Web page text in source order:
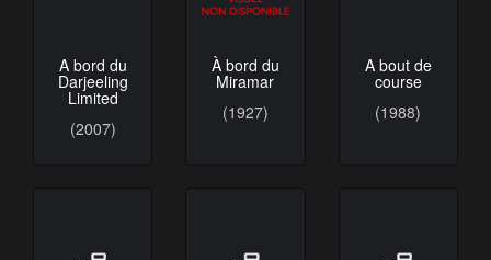
A bord du
Darjeeling
Limited
(2007)
À bord du
Miramar
(1927)
A bout de
course
(1988)